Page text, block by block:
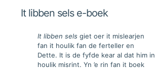
aantal
It libben sels e-boek
It libben sels giet oer it mislearjen
fan it houlik fan de ferteller en
Dette. It is de fyfde kear al dat him in
houlik misrint. Yn ’e rin fan it boek